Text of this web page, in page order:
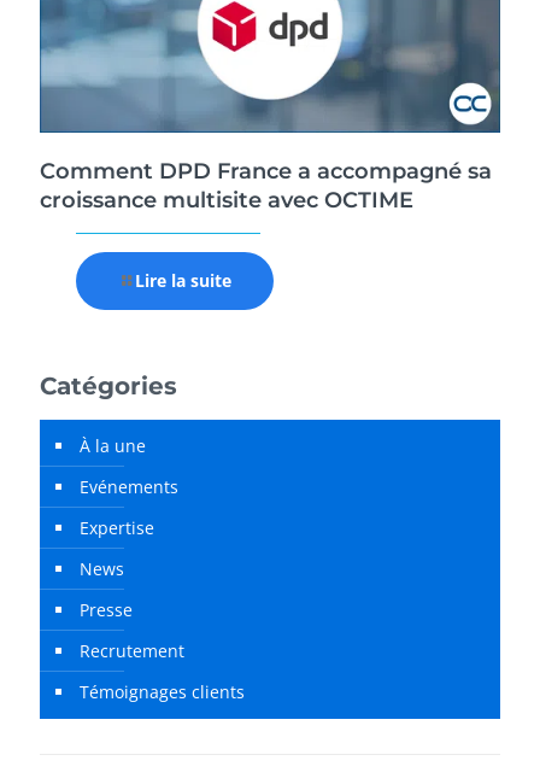
Comment DPD France a accompagné sa
croissance multisite avec OCTIME
Lire la suite
Catégories
À la une
Evénements
Expertise
News
Presse
Recrutement
Témoignages clients